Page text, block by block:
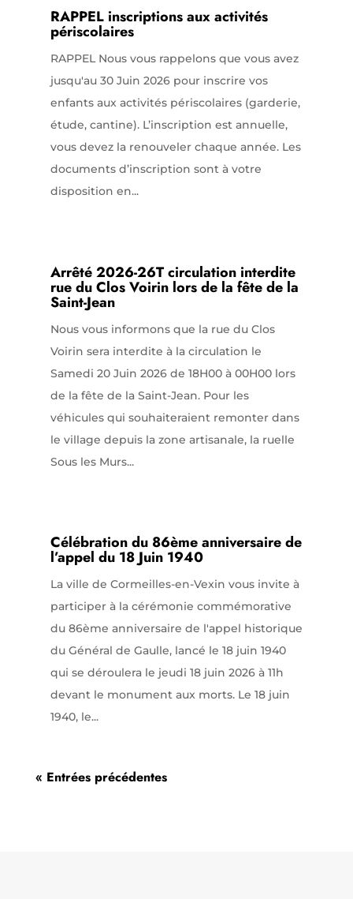
RAPPEL inscriptions aux activités
périscolaires
RAPPEL Nous vous rappelons que vous avez
jusqu'au 30 Juin 2026 pour inscrire vos
enfants aux activités périscolaires (garderie,
étude, cantine). L’inscription est annuelle,
vous devez la renouveler chaque année. Les
documents d’inscription sont à votre
disposition en...
Arrêté 2026-26T circulation interdite
rue du Clos Voirin lors de la fête de la
Saint-Jean
Nous vous informons que la rue du Clos
Voirin sera interdite à la circulation le
Samedi 20 Juin 2026 de 18H00 à 00H00 lors
de la fête de la Saint-Jean. Pour les
véhicules qui souhaiteraient remonter dans
le village depuis la zone artisanale, la ruelle
Sous les Murs...
Célébration du 86ème anniversaire de
l’appel du 18 Juin 1940
La ville de Cormeilles-en-Vexin vous invite à
participer à la cérémonie commémorative
du 86ème anniversaire de l'appel historique
du Général de Gaulle, lancé le 18 juin 1940
qui se déroulera le jeudi 18 juin 2026 à 11h
devant le monument aux morts. Le 18 juin
1940, le...
« Entrées précédentes